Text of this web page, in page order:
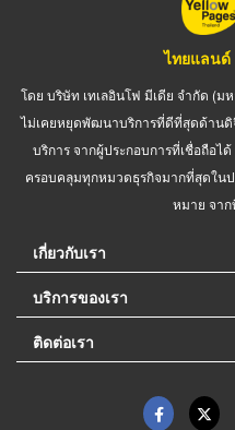
ไทยแลนด์
โดย บริษัท เทเลอินโฟ มีเดีย จำกัด (ม
ไม่เคยหยุดพัฒนาบริการที่ดีที่สุดด้านดิ
บริการ จากผู้ประกอบการที่เชื่อถือ
ครอบคลุมทุกหมวดธุรกิจมากที่สุดใน
หมาย จา
เกี่ยวกับเรา
บริการของเรา
ติดต่อเรา